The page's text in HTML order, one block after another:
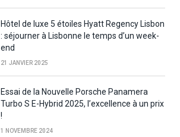
Hôtel de luxe 5 étoiles Hyatt Regency Lisbon
: séjourner à Lisbonne le temps d’un week-
end
21 JANVIER 2025
Essai de la Nouvelle Porsche Panamera
Turbo S E-Hybrid 2025, l’excellence à un prix
!
1 NOVEMBRE 2024